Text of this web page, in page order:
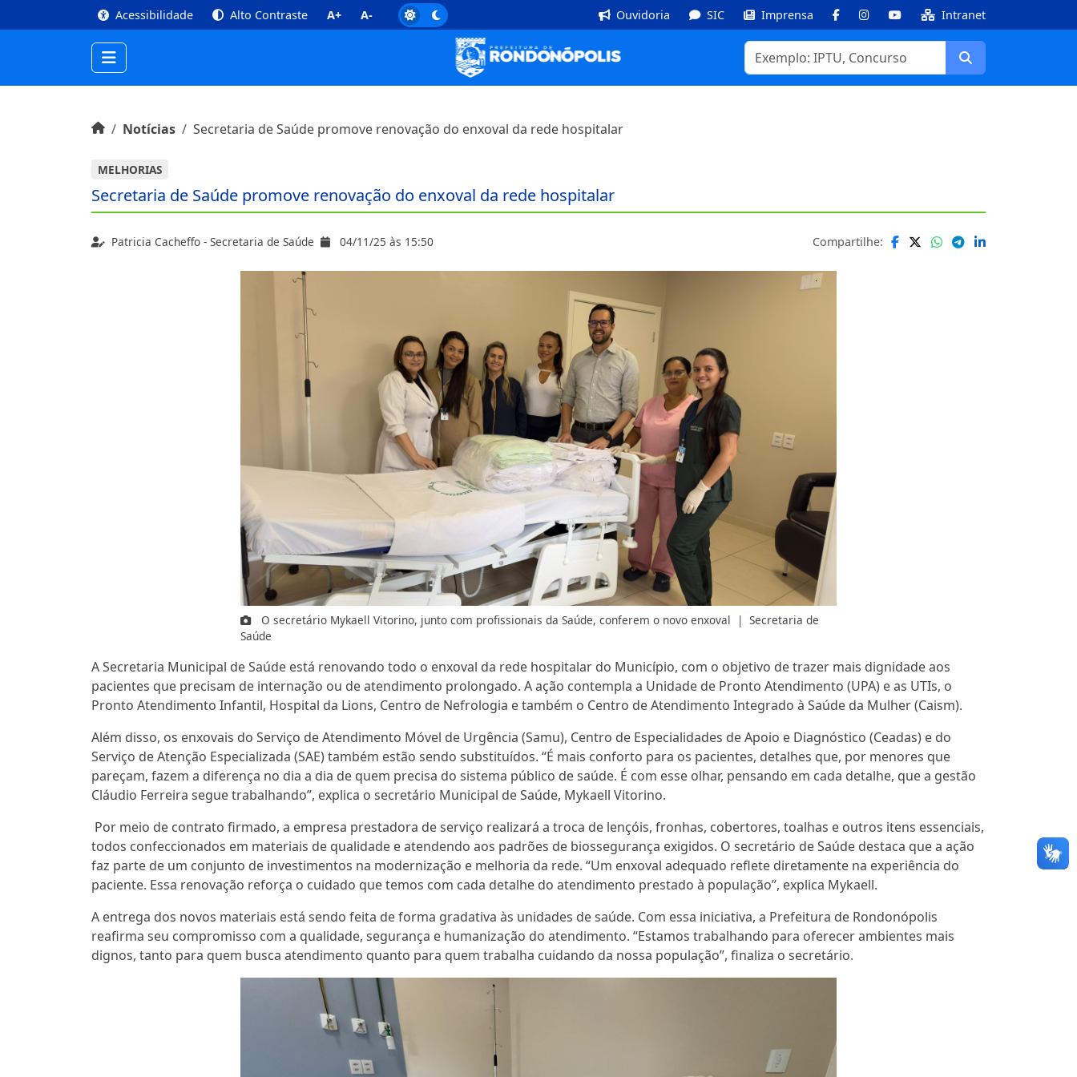
Conteúdo [1] Menu Principal [2] Busca [3] Rodapé [4]
Acessibilidade Alto Contraste A+ A- Ouvidoria SIC Imprensa FacebookInstagramYoutube Intranet
Buscar
Início do conteúdoInícioNotícias Secretaria de Saúde promove renovação do enxoval da rede hospitalar
MELHORIAS
Secretaria de Saúde promove renovação do enxoval da rede hospitalar
Patricia Cacheffo - Secretaria de Saúde 04/11/25 às 15:50 Compartilhe:
O secretário Mykaell Vitorino, junto com profissionais da Saúde, conferem o novo enxoval | Secretaria de
Saúde
A Secretaria Municipal de Saúde está renovando todo o enxoval da rede hospitalar do Município, com o objetivo de trazer mais dignidade aos
pacientes que precisam de internação ou de atendimento prolongado. A ação contempla a Unidade de Pronto Atendimento (UPA) e as UTIs, o
Pronto Atendimento Infantil, Hospital da Lions, Centro de Nefrologia e também o Centro de Atendimento Integrado à Saúde da Mulher (Caism).
Além disso, os enxovais do Serviço de Atendimento Móvel de Urgência (Samu), Centro de Especialidades de Apoio e Diagnóstico (Ceadas) e do
Serviço de Atenção Especializada (SAE) também estão sendo substituídos. “É mais conforto para os pacientes, detalhes que, por menores que
pareçam, fazem a diferença no dia a dia de quem precisa do sistema público de saúde. É com esse olhar, pensando em cada detalhe, que a gestão
Cláudio Ferreira segue trabalhando”, explica o secretário Municipal de Saúde, Mykaell Vitorino.
Por meio de contrato firmado, a empresa prestadora de serviço realizará a troca de lençóis, fronhas, cobertores, toalhas e outros itens essenciais,
todos confeccionados em materiais de qualidade e atendendo aos padrões de biossegurança exigidos. O secretário de Saúde destaca que a ação
faz parte de um conjunto de investimentos na modernização e melhoria da rede. “Um enxoval adequado reflete diretamente na experiência do
paciente. Essa renovação reforça o cuidado que temos com cada detalhe do atendimento prestado à população”, explica Mykaell.
A entrega dos novos materiais está sendo feita de forma gradativa às unidades de saúde. Com essa iniciativa, a Prefeitura de Rondonópolis
reafirma seu compromisso com a qualidade, segurança e humanização do atendimento. “Estamos trabalhando para oferecer ambientes mais
dignos, tanto para quem busca atendimento quanto para quem trabalha cuidando da nossa população”, finaliza o secretário.